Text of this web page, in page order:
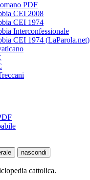
PDF
CEI 2008
CEI 1974
Interconfessionale
CEI 1974 (LaParola.net)
nascondi
cattolica.